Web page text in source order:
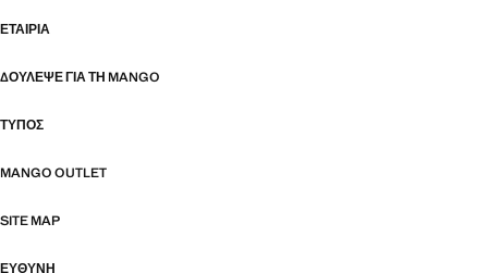
ΕΤΑΙΡΊΑ
ΔΟΎΛΕΨΕ ΓΙΑ ΤΗ MANGO
ΤΎΠΟΣ
MANGO OUTLET
SITE MAP
ΕΥΘΥΝΗ